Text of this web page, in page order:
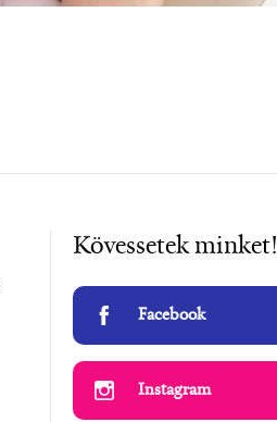
Kövessetek minket!
Facebook
Instagram